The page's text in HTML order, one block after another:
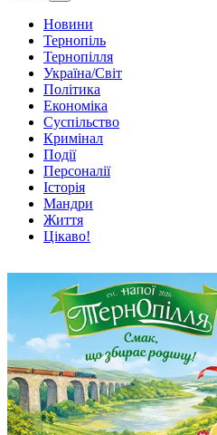
Новини
Тернопіль
Тернопілля
Україна/Світ
Політика
Економіка
Суспільство
Кримінал
Події
Персоналії
Історія
Мандри
Життя
Цікаво!